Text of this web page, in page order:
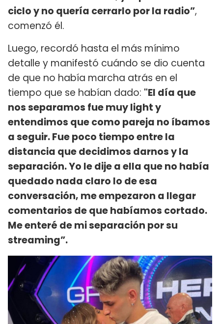
ciclo y no quería cerrarlo por la radio”,
comenzó él.
Luego, recordó hasta el más mínimo
detalle y manifestó cuándo se dio cuenta
de que no había marcha atrás en el
tiempo que se habían dado: "El día que
nos separamos fue muy light y
entendimos que como pareja no íbamos
a seguir. Fue poco tiempo entre la
distancia que decidimos darnos y la
separación. Yo le dije a ella que no había
quedado nada claro lo de esa
conversación, me empezaron a llegar
comentarios de que habíamos cortado.
Me enteré de mi separación por su
streaming”.